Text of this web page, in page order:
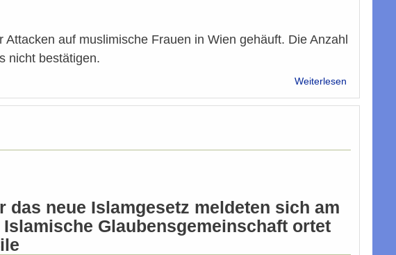
Zeit
auf muslimische Frauen in Wien gehäuft. Die Anzahl
nicht bestätigen.
Weiterlesen
gegen
als
neue Islamgesetz meldeten sich am
Glaubensgemeinschaft ortet